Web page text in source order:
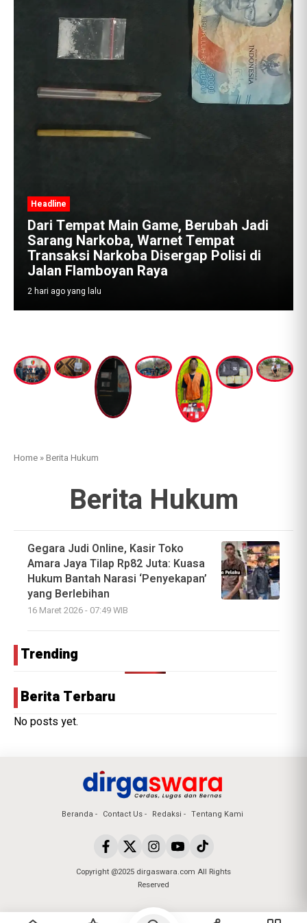
Jadi
di
Home »Berita Hukum
Berita Hukum
Gegara Judi Online, Kasir Toko
Amara Jaya Tilap Rp82 Juta: Kuasa
Hukum Bantah Narasi ‘Penyekapan’
yang Berlebihan
16 Maret 2026 - 07:49 WIB
Trending
Berita Terbaru
No posts yet.
Beranda Contact Us Redaksi Tentang Kami
Copyright @2025 dirgaswara.com All Rights
Reserved